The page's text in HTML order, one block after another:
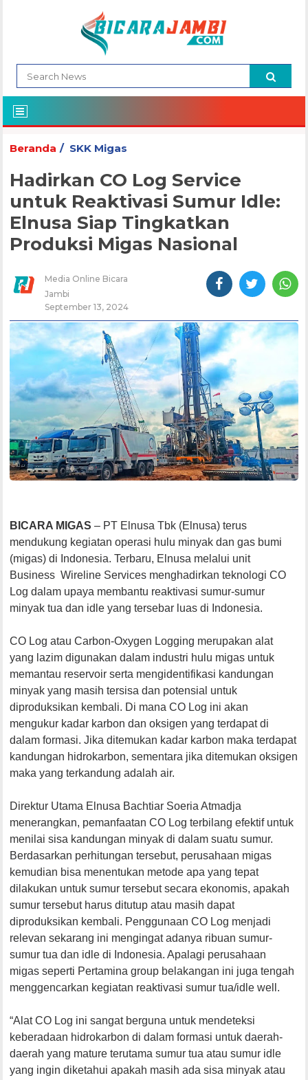
Beranda SKK Migas
Hadirkan CO Log Service
untuk Reaktivasi Sumur Idle:
Elnusa Siap Tingkatkan
Produksi Migas Nasional
Media Online Bicara
Jambi
September 13, 2024
BICARA MIGAS – PT Elnusa Tbk (Elnusa) terus
mendukung kegiatan operasi hulu minyak dan gas bumi
(migas) di Indonesia. Terbaru, Elnusa melalui unit
Business Wireline Services menghadirkan teknologi CO
Log dalam upaya membantu reaktivasi sumur-sumur
minyak tua dan idle yang tersebar luas di Indonesia.
CO Log atau Carbon-Oxygen Logging merupakan alat
yang lazim digunakan dalam industri hulu migas untuk
memantau reservoir serta mengidentifikasi kandungan
minyak yang masih tersisa dan potensial untuk
diproduksikan kembali. Di mana CO Log ini akan
mengukur kadar karbon dan oksigen yang terdapat di
dalam formasi. Jika ditemukan kadar karbon maka terdapat
kandungan hidrokarbon, sementara jika ditemukan oksigen
maka yang terkandung adalah air.
Direktur Utama Elnusa Bachtiar Soeria Atmadja
menerangkan, pemanfaatan CO Log terbilang efektif untuk
menilai sisa kandungan minyak di dalam suatu sumur.
Berdasarkan perhitungan tersebut, perusahaan migas
kemudian bisa menentukan metode apa yang tepat
dilakukan untuk sumur tersebut secara ekonomis, apakah
sumur tersebut harus ditutup atau masih dapat
diproduksikan kembali. Penggunaan CO Log menjadi
relevan sekarang ini mengingat adanya ribuan sumur-
sumur tua dan idle di Indonesia. Apalagi perusahaan
migas seperti Pertamina group belakangan ini juga tengah
menggencarkan kegiatan reaktivasi sumur tua/idle well.
“Alat CO Log ini sangat berguna untuk mendeteksi
keberadaan hidrokarbon di dalam formasi untuk daerah-
daerah yang mature terutama sumur tua atau sumur idle
yang ingin diketahui apakah masih ada sisa minyak atau